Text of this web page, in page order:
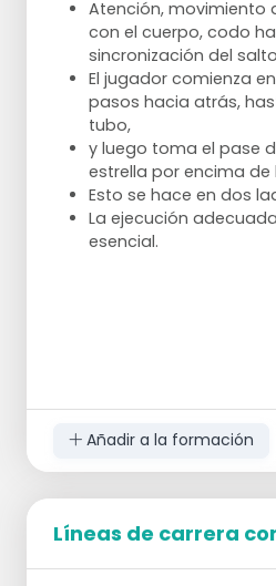
Atención, movimiento
con el cuerpo, codo
sincronización del
El jugador comienza
pasos hacia atrás,
tubo,
y luego toma el pase
estrella por encima de
Esto se hace en dos
La ejecución
esencial.
Añadir a la formación
Líneas de carrera